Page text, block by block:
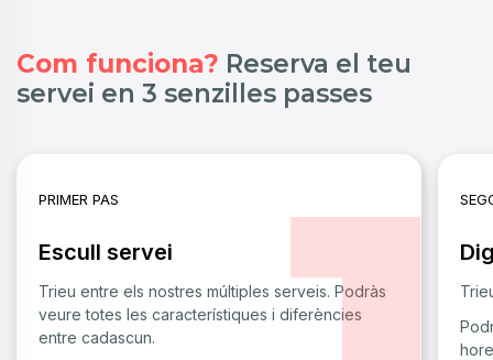
Com funciona? Reserva el teu
servei en 3 senzilles passes
PRIMER PAS
Escull servei
Trieu entre els nostres múltiples serveis. Podràs
veure totes les característiques i diferències
entre cadascun.